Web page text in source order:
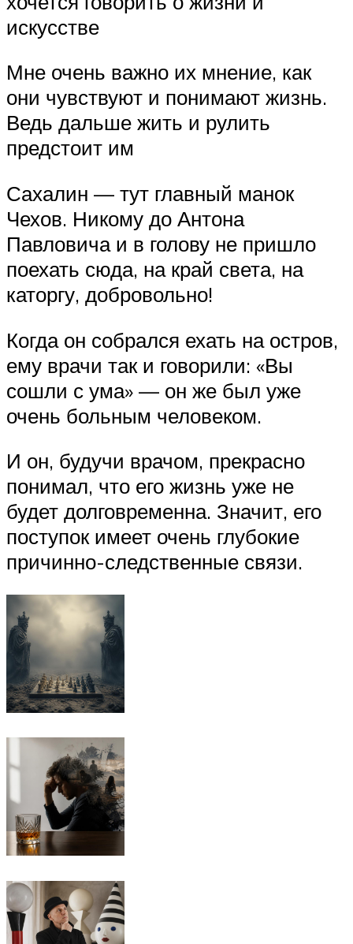
искусстве
Мне очень важно их мнение, как
они чувствуют и понимают жизнь.
Ведь дальше жить и рулить
предстоит им
Сахалин — тут главный манок
Чехов. Никому до Антона
Павловича и в голову не пришло
поехать сюда, на край света, на
каторгу, добровольно!
Когда он собрался ехать на остров,
ему врачи так и говорили: «Вы
сошли с ума» — он же был уже
очень больным человеком.
И он, будучи врачом, прекрасно
понимал, что его жизнь уже не
будет долговременна. Значит, его
поступок имеет очень глубокие
причинно-следственные связи.